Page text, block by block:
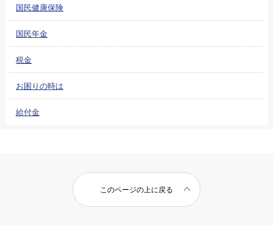
国民健康保険
国民年金
税金
お困りの時は
給付金
このページの上に戻る